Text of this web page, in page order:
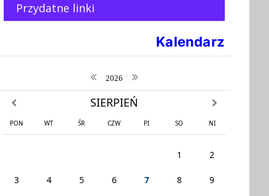
Przydatne linki
Kalendarz
poprzedni rok
2026 następny rok
poprzedni miesiąc SIERPIEŃ następny miesiąc
PON WT ŚR CZW PI SO NI
1 2
3 4 5 6 7 8 9